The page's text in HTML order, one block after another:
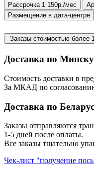
Рассрочка 1 150р./мес
Размещение в дата-центре
Заказы стоимостью более
Доставка по Минску
Стоимость доставки в
За МКАД по
Доставка по
Заказы отправляются
1-5 дней после оплаты.
Все заказы тщательно
Чек-лист "получение